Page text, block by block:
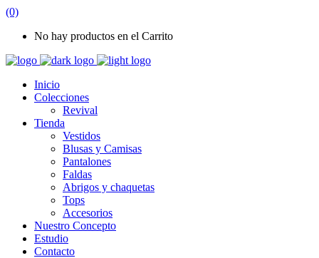
(0)
No hay productos en el Carrito
Inicio
Colecciones
Revival
Tienda
Vestidos
Blusas y Camisas
Pantalones
Faldas
Abrigos y chaquetas
Tops
Accesorios
Nuestro Concepto
Estudio
Contacto